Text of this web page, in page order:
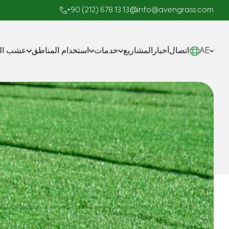
+90 (212) 678 13 13 info@avengrass.com
عشب استخدام المناطق خدمات
صناعة
المشاريع الجاهزة
المشاريع أخبار اتصال AE